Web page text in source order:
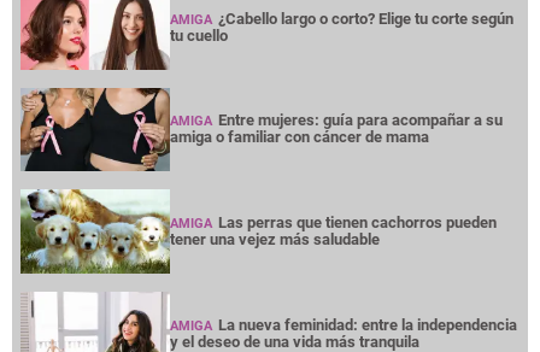
AMIGA ¿Cabello largo o corto? Elige tu corte según
tu cuello
AMIGA Entre mujeres: guía para acompañar a su
amiga o familiar con cáncer de mama
AMIGA Las perras que tienen cachorros pueden
tener una vejez más saludable
AMIGA La nueva feminidad: entre la independencia
y el deseo de una vida más tranquila